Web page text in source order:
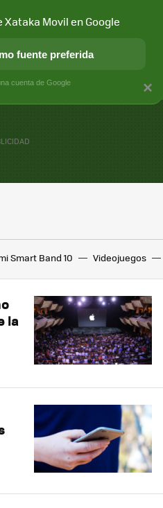
APLICACIONES
Smart Band 10 Videojuegos
la
×
Xataka Movil en Google
fuente preferida
cuenta de Google